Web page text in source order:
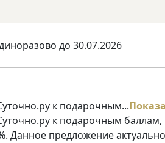
до 30.07.2026
к подарочным...
к подарочным баллам,
Данное предложение